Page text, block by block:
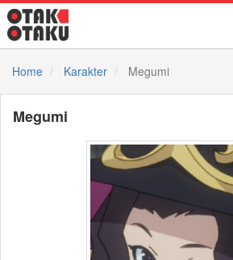
Home
Karakter Megumi
Megumi